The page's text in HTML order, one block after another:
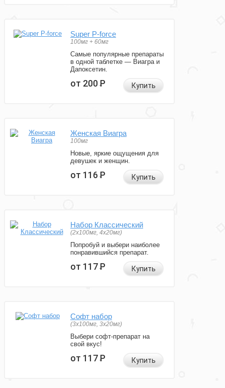
Super P-force
100мг + 60мг
Самые популярные препараты
в одной таблетке — Виагра и
Дапоксетин.
от 200Р Купить
Женская Виагра
100мг
Новые, яркие ощущения для
девушек и женщин.
от 116Р Купить
Набор Классический
(2x100мг, 4x20мг)
Попробуй и выбери наиболее
понравившийся препарат.
от 117Р Купить
Софт набор
(3x100мг, 3x20мг)
Выбери софт-препарат на
свой вкус!
от 117Р Купить